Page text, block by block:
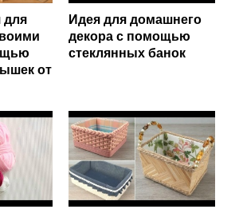
для
от
Идея для домашнего
декора с помощью
стеклянных банок